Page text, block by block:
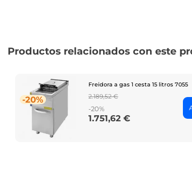
Productos relacionados con este
-20%
Freidora a gas 1 cesta 15 litros 7055
Regular
price
2.189,52 €
-20%
Price
1.751,62 €